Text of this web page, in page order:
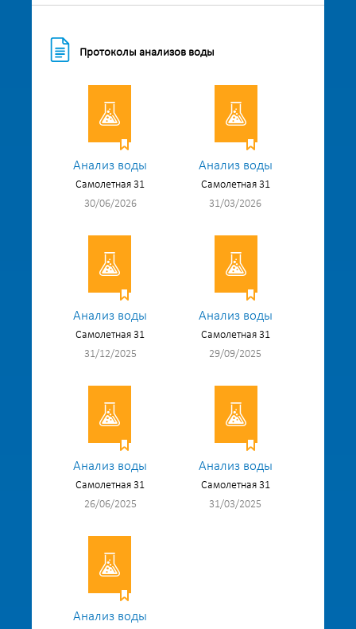
Протоколы анализов воды
Анализ воды
Самолетная 31
30/06/2026
Анализ воды
Самолетная 31
31/03/2026
Анализ воды
Самолетная 31
31/12/2025
Анализ воды
Самолетная 31
29/09/2025
Анализ воды
Самолетная 31
26/06/2025
Анализ воды
Самолетная 31
31/03/2025
Анализ воды